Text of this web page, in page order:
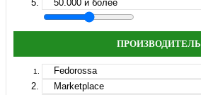
50.000 и более
ПРОИЗВОДИТЕЛЬ
Fedorossa
Marketplace